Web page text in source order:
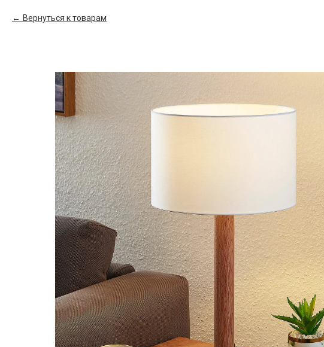
Вернуться к товарам